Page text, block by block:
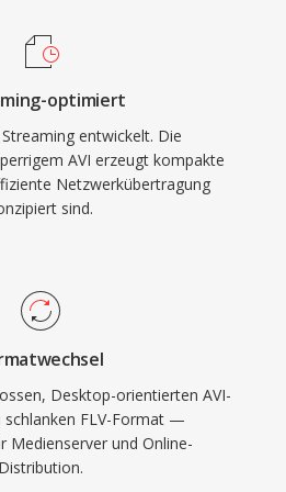
weiterhin breit
Datenpaketen — eine
ermöglicht. Der
eingebettete Metadaten
interaktive Features wie
zeitgesteürte Ereignisse.
prägt Unterhaltung,
im Internet
HTML5-Video und
Flash-basierte
haben, befinden sich FLV-
in unzähligen Archiven
optimiert
entwickelt. Die
AVI erzeugt kompakte
Netzwerkübertragung
sind.
Desktop-orientierten AVI-
schlanken FLV-Format —
Medienserver und Online-
Distribution.